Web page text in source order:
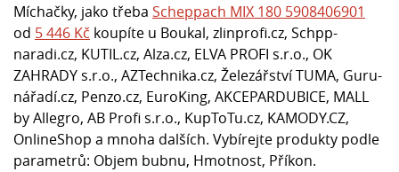
Míchačky, jako třeba Scheppach MIX 180 5908406901
od 5 446 Kč koupíte u Boukal, zlinprofi.cz, Schpp-
naradi.cz, KUTIL.cz, Alza.cz, ELVA PROFI s.r.o., OK
ZAHRADY s.r.o., AZTechnika.cz, Železářství TUMA, Guru-
nářadí.cz, Penzo.cz, EuroKing, AKCEPARDUBICE, MALL
by Allegro, AB Profi s.r.o., KupToTu.cz, KAMODY.CZ,
OnlineShop a mnoha dalších. Vybírejte produkty podle
parametrů: Objem bubnu, Hmotnost, Příkon.